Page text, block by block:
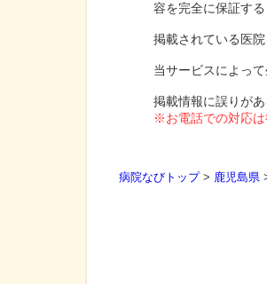
容を完全に保証する
掲載されている医
当サービスによっ
掲載情報に誤りが
※お電話での対応
病院なびトップ> 鹿児島県